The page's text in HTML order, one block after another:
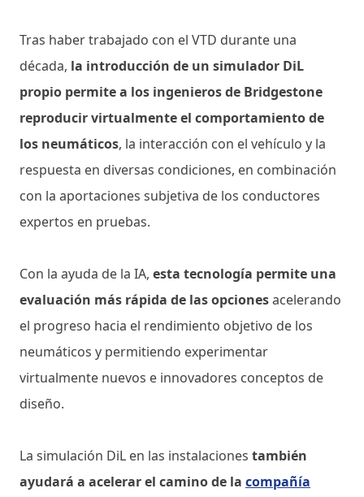
Tras haber trabajado con el VTD durante una
década, la introducción de un simulador DiL
propio permite a los ingenieros de Bridgestone
reproducir virtualmente el comportamiento de
los neumáticos, la interacción con el vehículo y la
respuesta en diversas condiciones, en combinación
con la aportaciones subjetiva de los conductores
expertos en pruebas.
Con la ayuda de la IA, esta tecnología permite una
evaluación más rápida de las opcionesacelerando
el progreso hacia el rendimiento objetivo de los
neumáticos y permitiendo experimentar
virtualmente nuevos e innovadores conceptos de
diseño.
La simulación DiL en las instalaciones también
ayudará a acelerar el camino de la compañía